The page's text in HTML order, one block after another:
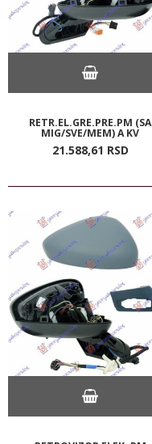
RETR.EL.GRE.PRE.PM (SA
MIG/SVE/MEM) A KV
21.588,61 RSD